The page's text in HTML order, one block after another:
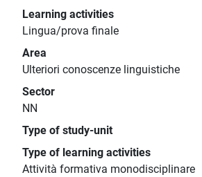
Learning activities
Lingua/prova finale
Area
Ulteriori conoscenze linguistiche
Sector
NN
Type of study-unit
Type of learning activities
Attività formativa monodisciplinare